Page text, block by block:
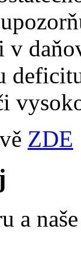
ZDE
a